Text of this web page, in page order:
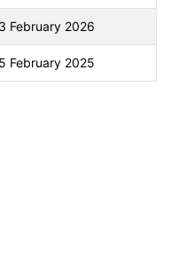
February 2026
February 2025